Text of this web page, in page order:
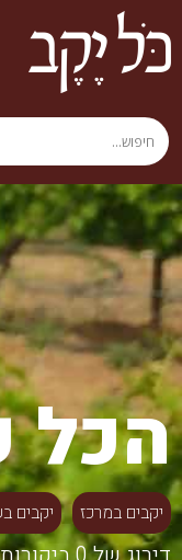
הכל
יקבים במרכז יקבים